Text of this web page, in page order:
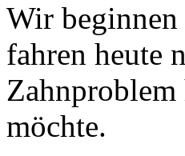
Wir beginnen
fahren heute
möchte.